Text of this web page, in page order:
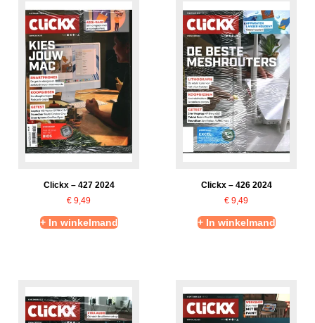
Clickx – 427 2024
€ 9,49
+ In winkelmand
Clickx – 426 2024
€ 9,49
+ In winkelmand